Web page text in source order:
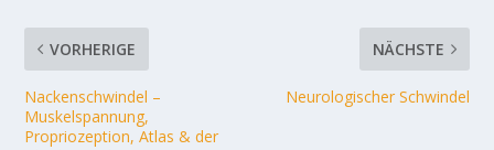
VORHERIGE
Nackenschwindel –
Muskelspannung,
Propriozeption, Atlas & der
NÄCHSTE
Neurologischer Schwindel